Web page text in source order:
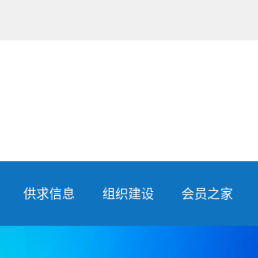
供求信息 组织建设 会员之家